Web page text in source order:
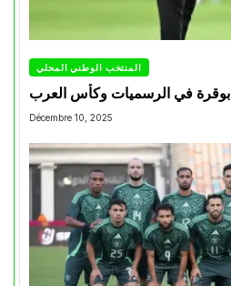
المنتخب الوطني المحلي
في الرسميات وكأس العرب
Décembre 10, 2025